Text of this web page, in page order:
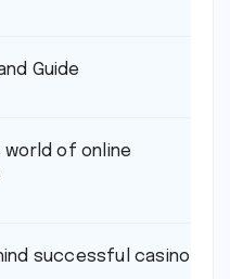
Guide
world of online
successful casino